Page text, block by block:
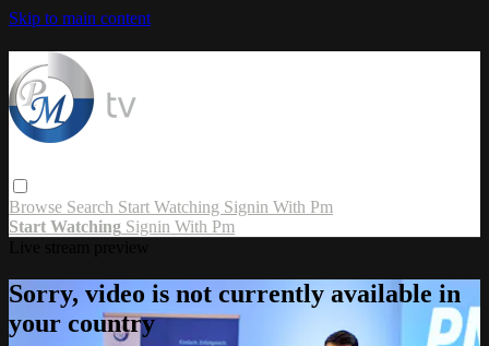
Skip to main content
Browse Search Start Watching Signin With Pm
Start Watching Signin With Pm
Sorry, video is not currently available in
your country